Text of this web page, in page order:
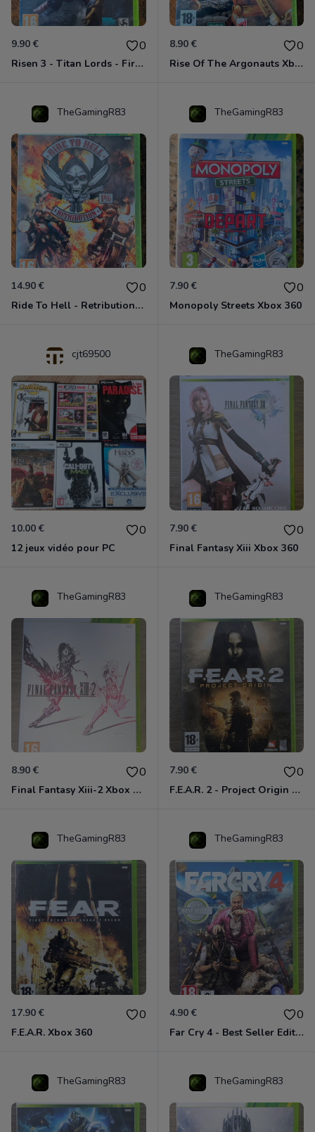
9.90 € 0
Risen 3 - Titan Lords - First Edition Xbox 360
8.90 € 0
Rise Of The Argonauts Xbox 360
TheGamingR83
14.90 € 0
Ride To Hell - Retribution Xbox 360
TheGamingR83
7.90 € 0
Monopoly Streets Xbox 360
cjt69500
10.00 € 0
12 jeux vidéo pour PC
TheGamingR83
7.90 € 0
Final Fantasy Xiii Xbox 360
TheGamingR83
8.90 € 0
Final Fantasy Xiii-2 Xbox 360
TheGamingR83
7.90 € 0
F.E.A.R. 2 - Project Origin Xbox 360
TheGamingR83
17.90 € 0
F.E.A.R. Xbox 360
TheGamingR83
4.90 € 0
Far Cry 4 - Best Seller Edition Xbox 360
TheGamingR83 TheGamingR83